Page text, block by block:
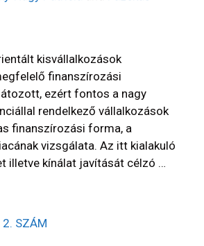
kisvállalkozások
finanszírozási
ezért fontos a nagy
rendelkező vállalkozások
finanszírozási forma, a
vizsgálata. Az itt kialakuló
illetve kínálat javítását célzó …
2. SZÁM